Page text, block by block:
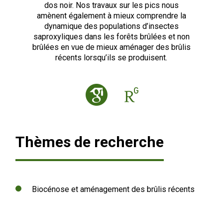
dos noir. Nos travaux sur les pics nous
amènent également à mieux comprendre la
dynamique des populations d’insectes
saproxyliques dans les forêts brûlées et non
brûlées en vue de mieux aménager des brûlis
récents lorsqu’ils se produisent.
Thèmes de recherche
Biocénose et aménagement des brûlis récents